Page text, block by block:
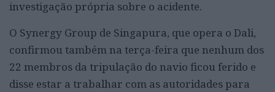
investigação própria sobre o acidente.
O Synergy Group de Singapura, que opera o Dali,
confirmou também na terça-feira que nenhum dos
22 membros da tripulação do navio ficou ferido e
disse estar a trabalhar com as autoridades para